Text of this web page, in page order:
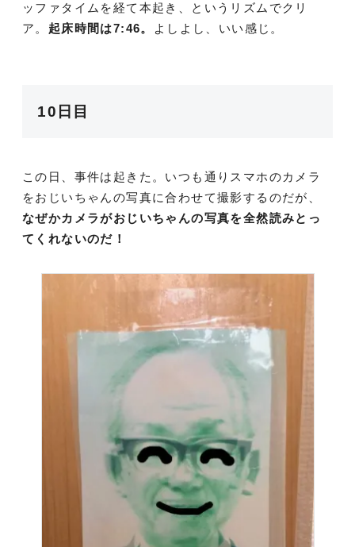
ッファタイムを経て本起き、というリズムでクリ
ア。 起床時間は7:46。 よしよし、いい感じ。
10日目
この日、事件は起きた。いつも通りスマホのカメラ
をおじいちゃんの写真に合わせて撮影するのだが、
なぜかカメラがおじいちゃんの写真を全然読みとっ
てくれないのだ！